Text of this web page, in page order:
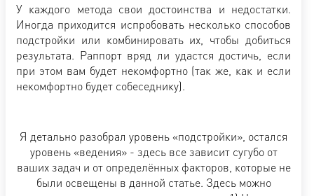
У каждого метода свои достоинства и недостатки.
Иногда приходится испробовать несколько способов
подстройки или комбинировать их, чтобы добиться
результата. Раппорт вряд ли удастся достичь, если
при этом вам будет некомфортно (так же, как и если
некомфортно будет собеседнику).
Я детально разобрал уровень «подстройки», остался
уровень «ведения» - здесь все зависит сугубо от
ваших задач и от определённых факторов, которые не
были освещены в данной статье. Здесь можно